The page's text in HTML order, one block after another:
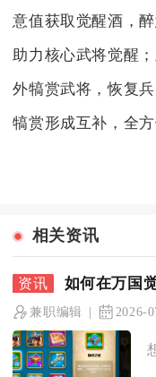
意值获取觉醒酒，
助力核心武将觉醒
外犒赏武将，恢复
犒赏形成互补，全方
相关资讯
如何在万国
兼职编辑 2026-